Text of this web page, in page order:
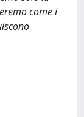
come i